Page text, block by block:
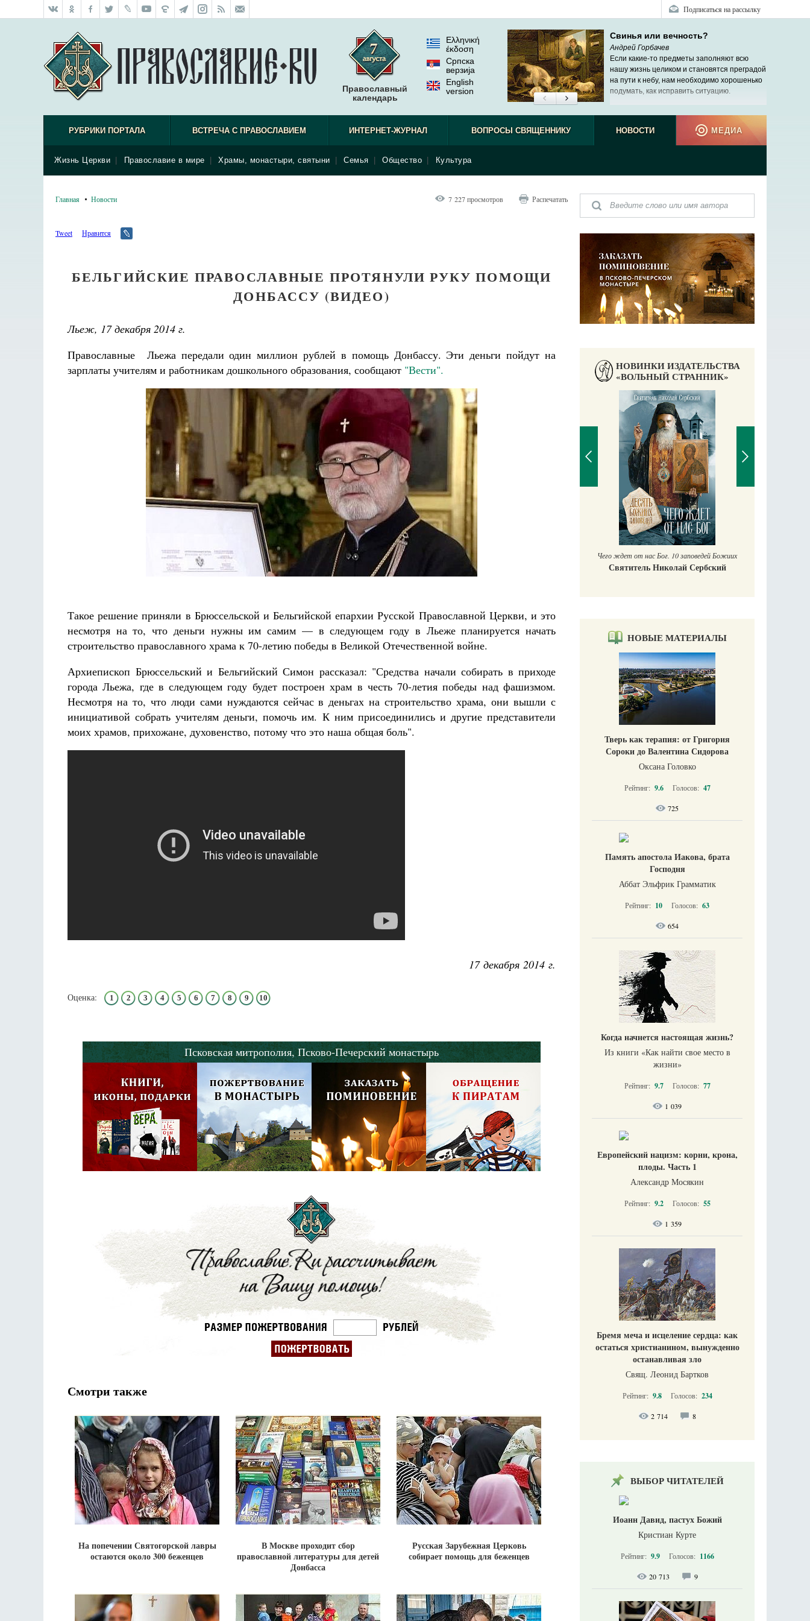
Подписаться на рассылку
Православный
календарь
Ελληνική
έκδοση
Српска
верзиjа
English
version
Свинья или вечность?
Андрей Горбачев
Если какие-то предметы заполняют всю
нашу жизнь целиком и становятся преградой
на пути к небу, нам необходимо хорошенько
подумать, как исправить ситуацию.
РУБРИКИ ПОРТАЛА ВСТРЕЧА С ПРАВОСЛАВИЕМ ИНТЕРНЕТ-ЖУРНАЛ ВОПРОСЫ СВЯЩЕННИКУ НОВОСТИ
Жизнь Церкви Православие в мире Храмы, монастыри, святыни Семья Общество Культура
МЕДИА
Главная Новости 7 227 просмотров Распечатать
Tweet Нравится
БЕЛЬГИЙСКИЕ ПРАВОСЛАВНЫЕ ПРОТЯНУЛИ РУКУ ПОМОЩИ
ДОНБАССУ (ВИДЕО)
Льеж, 17 декабря 2014 г.
Православные Льежа передали один миллион рублей в помощь Донбассу. Эти деньги пойдут на
зарплаты учителям и работникам дошкольного образования, сообщают "Вести".
Такое решение приняли в Брюссельской и Бельгийской епархии Русской Православной Церкви, и это
несмотря на то, что деньги нужны им самим — в следующем году в Льеже планируется начать
строительство православного храма к 70-летию победы в Великой Отечественной войне.
Архиепископ Брюссельский и Бельгийский Симон рассказал: "Средства начали собирать в приходе
города Льежа, где в следующем году будет построен храм в честь 70-летия победы над фашизмом.
Несмотря на то, что люди сами нуждаются сейчас в деньгах на строительство храма, они вышли с
инициативой собрать учителям деньги, помочь им. К ним присоединились и другие представители
моих храмов, прихожане, духовенство, потому что это наша общая боль".
17 декабря 2014 г.
Оценка: 1 2 3 4 5 6 7 8 9 10
Псковская митрополия, Псково-Печерский монастырь
Смотри также
На попечении Святогорской лавры
остаются около 300 беженцев
В Москве проходит сбор
православной литературы для детей
Донбасса
Русская Зарубежная Церковь
собирает помощь для беженцев
НОВИНКИ ИЗДАТЕЛЬСТВА
«ВОЛЬНЫЙ СТРАННИК»
Фредерика де Грааф Как найти своё место в жизни
Кирилл Мурышев
Великомученик Георгий Победоносец. Научись у
Роман Котов Чего ждет от нас Бог. 10 заповедей Божиих
Святитель Николай Сербский
НОВЫЕ МАТЕРИАЛЫ
Тверь как терапия: от Григория
Сороки до Валентина Сидорова
Оксана Головко
Рейтинг: 9.6 Голосов: 47
725
Память апостола Иакова, брата
Господня
Аббат Эльфрик Грамматик
Рейтинг: 10 Голосов: 63
654
Когда начнется настоящая жизнь?
Из книги «Как найти свое место в
жизни​»
Рейтинг: 9.7 Голосов: 77
1 039
Европейский нацизм: корни, крона,
плоды. Часть 1
Александр Мосякин
Рейтинг: 9.2 Голосов: 55
1 359
Бремя меча и исцеление сердца: как
остаться христианином, вынужденно
останавливая зло
Свящ. Леонид Бартков
Рейтинг: 9.8 Голосов: 234
2 714 8
ВЫБОР ЧИТАТЕЛЕЙ
Иоанн Давид, пастух Божий
Кристиан Курте
Рейтинг: 9.9 Голосов: 1166
20 713 9